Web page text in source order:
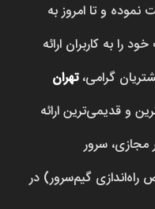
نموده و تا امروز به
به کاربران ارائه
گرامی،تهران
و قدیمی‌ترین ارائه
سرور
گیم‌سرور) در